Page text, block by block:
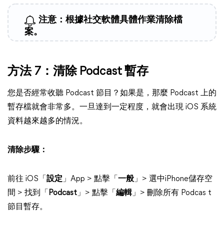
注意：根據社交軟體具體作業清除檔
案。
方法 7：清除 Podcast 暫存
您是否經常收聽 Podcast 節目？如果是，那麼 Podcast 上的
暫存檔就會非常多。一旦達到一定程度，就會出現 iOS 系統
資料越來越多的情況。
清除步驟：
前往 iOS「 設定 」App > 點擊「 一般 」> 選中iPhone儲存空
間 > 找到「 Podcast 」> 點擊「 編輯」> 刪除所有 Podcas t
節目暫存。